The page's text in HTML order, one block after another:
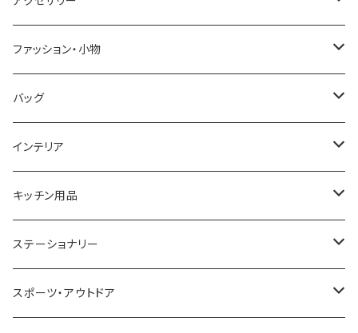
GRANDEUR
COGU
GAGA MILANO
CACTUS
TIMEX
NIXON
LACOSTE
DIESEL
MICHAEL KORS
NO BRAND
DUCT
TRANSNUMBER
SAAMA HOMME
ARNOLD PALMER
MICHAEL KORS
DIESEL
GUCCI
TIFFANY&CO
FOLLI FOLLIE
POLICE
PAUL HEWITT
22designstudio
ファッション・小物
DAKS
栃木レザー
NIKE
DUNHILL
NEWYORKER
バッグ
MANHATTAN PORTAGE
United HOMME
RODANIA
BEAMZSQUARE
インテリア
CRYSTOCRAFT
SEIKO
CITIZEN
キッチン用品
I'mD
Helios
ステーショナリー
LAMY
スポーツ・アウトドア